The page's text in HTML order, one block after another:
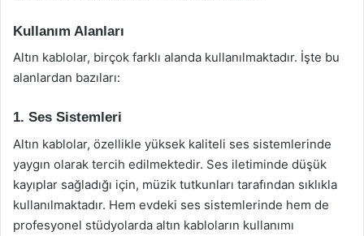
Kullanım Alanları
Altın kablolar, birçok farklı alanda kullanılmaktadır. İşte bu
alanlardan bazıları:
1. Ses Sistemleri
Altın kablolar, özellikle yüksek kaliteli ses sistemlerinde
yaygın olarak tercih edilmektedir. Ses iletiminde düşük
kayıplar sağladığı için, müzik tutkunları tarafından sıklıkla
kullanılmaktadır. Hem evdeki ses sistemlerinde hem de
profesyonel stüdyolarda altın kabloların kullanımı